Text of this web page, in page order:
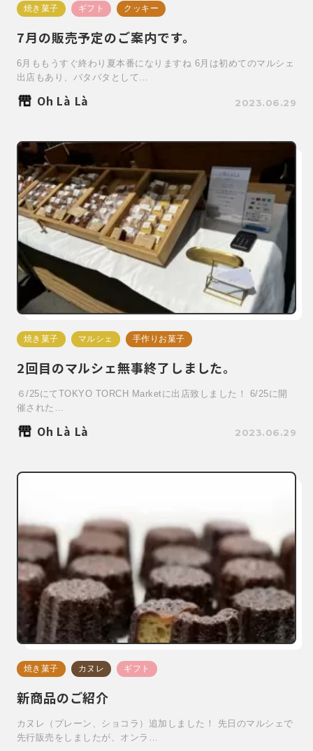
焼き菓子 ギフト クッキー
7月の販売予定のご案内です。
6月ももうすぐ終わり夏本番になりますね 6月は初めてのマルシェ
出店もあり、バタバタとして…
Oh Là Là 2023.06.29
焼き菓子 マルシェ 手作りお菓子
2回目のマルシェ無事終了しました。
６/25にてTOKYO TORCH Marketに出店致しました！ 6/25に開
催された…
Oh Là Là 2023.06.29
焼き菓子 カヌレ ギフト
新商品のご紹介
カヌレ（プレーン、ショコラ）追加しました！ 先日のマルシェで
先行販売をしましたが、オンラ…